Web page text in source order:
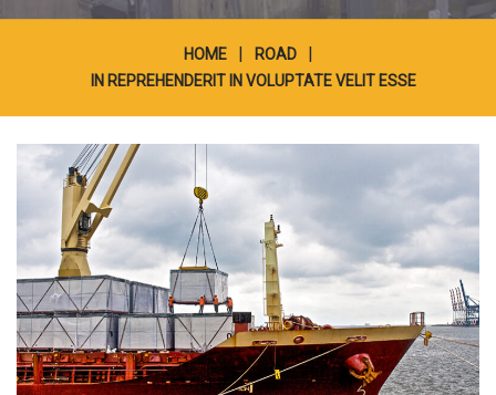
HOME ROAD
IN REPREHENDERIT IN VOLUPTATE VELIT ESSE